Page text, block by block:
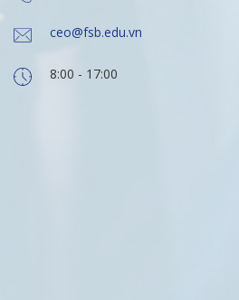
ceo@fsb.edu.vn
8:00 - 17:00